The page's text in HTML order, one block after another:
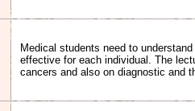
Medical students need to
effective for each individual. The
cancers and also on diagnostic and